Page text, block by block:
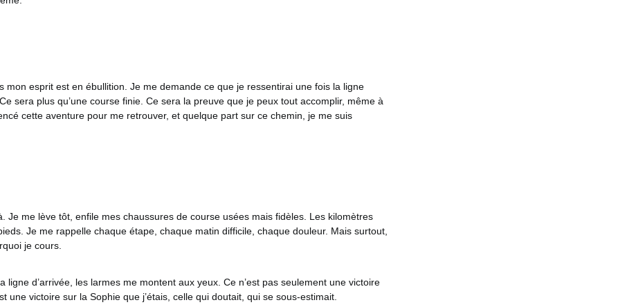
mon esprit est en ébullition. Je me demande ce que je ressentirai une fois la ligne
sera plus qu’une course finie. Ce sera la preuve que je peux tout accomplir, même à
cette aventure pour me retrouver, et quelque part sur ce chemin, je me suis
Je me lève tôt, enfile mes chaussures de course usées mais fidèles. Les kilomètres
Je me rappelle chaque étape, chaque matin difficile, chaque douleur. Mais surtout,
je cours.
ligne d’arrivée, les larmes me montent aux yeux. Ce n’est pas seulement une victoire
une victoire sur la Sophie que j’étais, celle qui doutait, qui se sous-estimait.